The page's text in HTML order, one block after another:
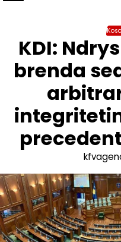
KDI:
brenda